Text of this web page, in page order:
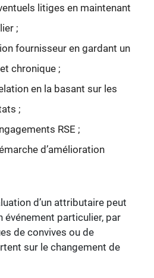
litiges en maintenant
;
fournisseur en gardant un
chronique ;
en la basant sur les
;
RSE ;
d’amélioration
d’un attributaire peut
événement particulier, par
de convives ou de
sur le changement de